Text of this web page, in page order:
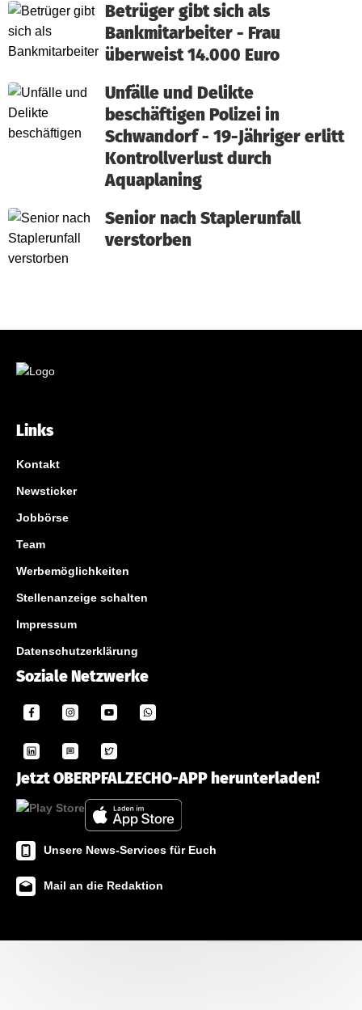
Betrüger gibt sich als
Bankmitarbeiter - Frau
überweist 14.000 Euro
Unfälle und Delikte
beschäftigen Polizei in
Schwandorf - 19-Jähriger erlitt
Kontrollverlust durch
Aquaplaning
Senior nach Staplerunfall
verstorben
Links
Kontakt
Newsticker
Jobbörse
Team
Werbemöglichkeiten
Stellenanzeige schalten
Impressum
Datenschutzerklärung
Soziale Netzwerke
Jetzt OBERPFALZECHO-APP herunterladen!
Unsere News-Services für Euch
Mail an die Redaktion